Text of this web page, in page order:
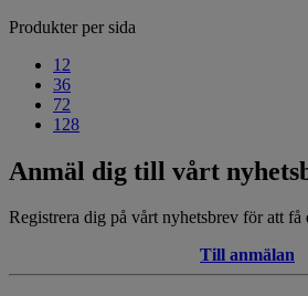
Produkter per sida
12
36
72
128
Anmäl dig till vårt
Registrera dig på vårt nyhetsbrev för att få
Till anmälan